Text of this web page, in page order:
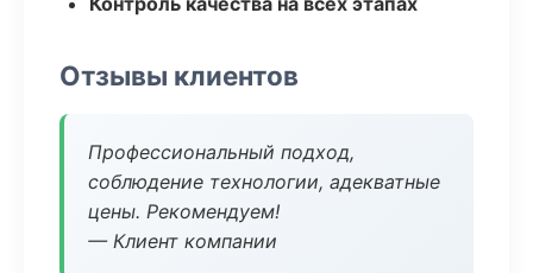
Отзывы клиентов
Профессиональный подход,
соблюдение технологии, адекватные
цены. Рекомендуем!
— Клиент компании